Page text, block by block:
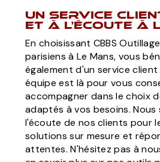
Un service
et à l'écoute à
En choisissant CBBS
parisiens à Le Mans, vous
également d'un service
équipe est là pour vous
accompagner dans le choix
adaptés à vos besoins. Nous
l'écoute de nos clients pour
solutions sur mesure et
attentes. N'hésitez pas à